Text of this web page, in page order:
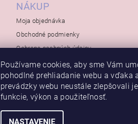
NÁKUP
Moja objednávka
Obchodné podmienky
Ochrana osobných údajov
Používame cookies, aby sme Vám
pohodlné prehliadanie webu a vďaka
prevádzky webu neustále zlepšovali
funkcie, výkon a použiteľnosť.
NASTAVENIE